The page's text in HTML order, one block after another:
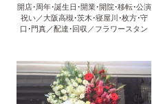
開店・周年・誕生日・開業・開院・移転・公演
祝い／大阪高槻・茨木・寝屋川・枚方・守
口・門真／配達・回収／フラワースタン